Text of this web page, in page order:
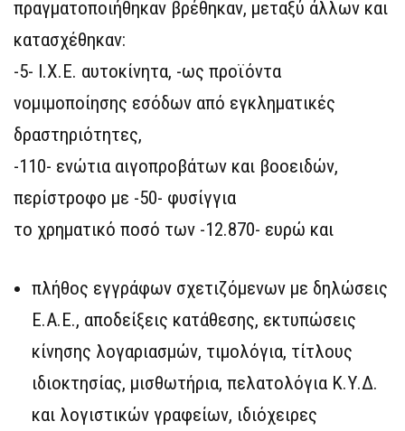
πραγματοποιήθηκαν βρέθηκαν, μεταξύ άλλων και
κατασχέθηκαν:
-5- Ι.Χ.Ε. αυτοκίνητα, -ως προϊόντα
νομιμοποίησης εσόδων από εγκληματικές
δραστηριότητες,
-110- ενώτια αιγοπροβάτων και βοοειδών,
περίστροφο με -50- φυσίγγια
το χρηματικό ποσό των -12.870- ευρώ και
πλήθος εγγράφων σχετιζόμενων με δηλώσεις
Ε.Α.Ε., αποδείξεις κατάθεσης, εκτυπώσεις
κίνησης λογαριασμών, τιμολόγια, τίτλους
ιδιοκτησίας, μισθωτήρια, πελατολόγια Κ.Υ.Δ.
και λογιστικών γραφείων, ιδιόχειρες